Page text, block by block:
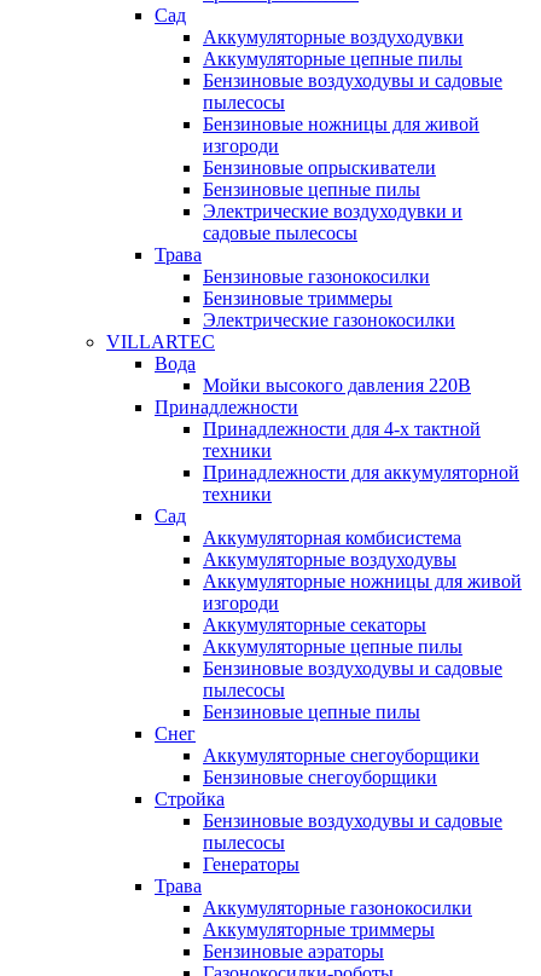
Сад
Аккумуляторные воздуходувки
Аккумуляторные цепные пилы
Бензиновые воздуходувы и садовые
пылесосы
Бензиновые ножницы для живой
изгороди
Бензиновые опрыскиватели
Бензиновые цепные пилы
Электрические воздуходувки и
садовые пылесосы
Трава
Бензиновые газонокосилки
Бензиновые триммеры
Электрические газонокосилки
VILLARTEC
Вода
Мойки высокого давления 220В
Принадлежности
Принадлежности для 4-х тактной
техники
Принадлежности для аккумуляторной
техники
Сад
Аккумуляторная комбисистема
Аккумуляторные воздуходувы
Аккумуляторные ножницы для живой
изгороди
Аккумуляторные секаторы
Аккумуляторные цепные пилы
Бензиновые воздуходувы и садовые
пылесосы
Бензиновые цепные пилы
Снег
Аккумуляторные снегоуборщики
Бензиновые снегоуборщики
Стройка
Бензиновые воздуходувы и садовые
пылесосы
Генераторы
Трава
Аккумуляторные газонокосилки
Аккумуляторные триммеры
Бензиновые аэраторы